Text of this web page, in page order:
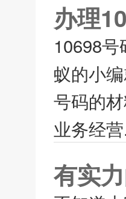
办理
10698
蚁的小
号码的
业务经
有实